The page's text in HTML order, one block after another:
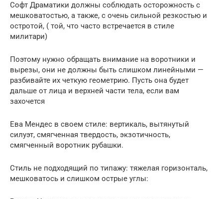
Софт Драматики должны соблюдать осторожность с
мешковатостью, а также, с очень сильной резкостью и
остротой, ( той, что часто встречается в стиле
милитари)
Поэтому нужно обращать внимание на воротники и
вырезы, они не должны быть слишком линейными —
разбивайте их четкую геометрию. Пусть она будет
дальше от лица и верхней части тела, если вам
захочется
Ева Мендес в своем стиле: вертикаль, вытянутый
силуэт, смягченная твердость, экзотичность,
смягченный воротник рубашки.
Стиль не подходящий по типажу: тяжелая горизонталь,
мешковатось и слишком острые углы: